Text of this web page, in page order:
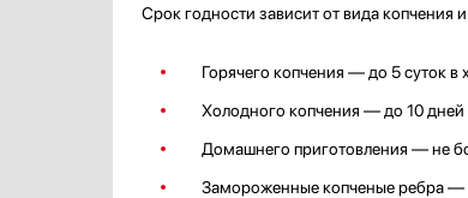
Срок годности зависит от вида копчения
Горячего копчения — до 5 суток в
Холодного копчения — до 10 дней
Домашнего приготовления — не
Замороженные копченые ребра —